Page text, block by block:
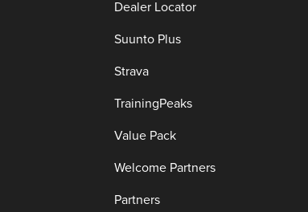
Dealer Locator
Suunto Plus
Strava
TrainingPeaks
Value Pack
Welcome Partners
Partners